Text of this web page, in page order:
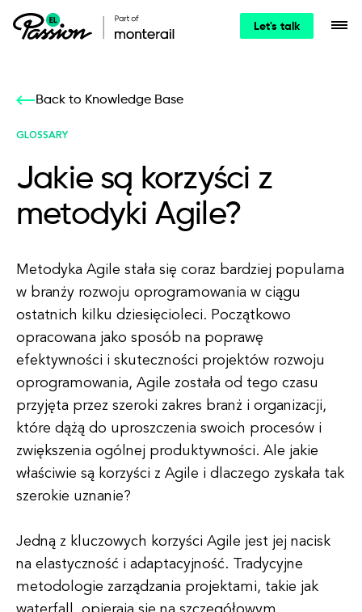
Let's talk
Back to Knowledge Base
GLOSSARY
Jakie są korzyści z
metodyki Agile?
Metodyka Agile stała się coraz bardziej popularna
w branży rozwoju oprogramowania w ciągu
ostatnich kilku dziesięcioleci. Początkowo
opracowana jako sposób na poprawę
efektywności i skuteczności projektów rozwoju
oprogramowania, Agile została od tego czasu
przyjęta przez szeroki zakres branż i organizacji,
które dążą do uproszczenia swoich procesów i
zwiększenia ogólnej produktywności. Ale jakie
właściwie są korzyści z Agile i dlaczego zyskała tak
szerokie uznanie?
Jedną z kluczowych korzyści Agile jest jej nacisk
na elastyczność i adaptacyjność. Tradycyjne
metodologie zarządzania projektami, takie jak